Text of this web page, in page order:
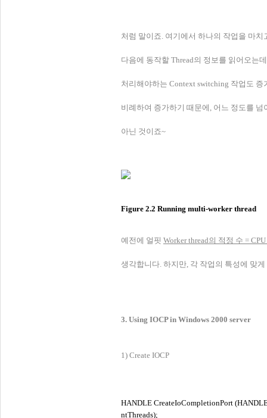
처럼 말이죠. 여기에서 하나의 작업을 마
다음에 동작할 Thread의 정보를 읽어오는
처리해야하는 Context switching 작업도
비례하여 증가하기 때문에, 어느 정도를
아닌 것이죠~
Figure 2.2 Running multi-worker thread
예전에 얼핏 Worker thread의 적정 수 =
생각합니다. 하지만, 각 작업의 특성에 맞
3. Using IOCP in Windows 2000 server
1) Create IOCP
HANDLE CreateIoCompletionPort
ntThreads);